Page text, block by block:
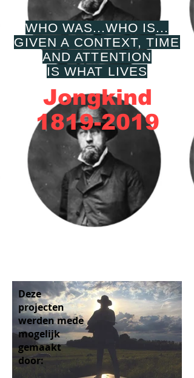
WHO WAS...WHO IS...
GIVEN A CONTEXT, TIME
AND ATTENTION
IS WHAT LIVES
Jongkind
1819-2019
Deze
projecten
werden mede
mogelijk
gemaakt
door: